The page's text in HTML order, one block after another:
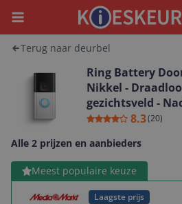
Menu
Terug naar deurbel
Ring Battery
Nikkel -
gezichtsveld -
8.3(20)
Alle 2 prijzen en aanbieders
Meest populaire keuze
Laagste prijs
Bekijk product